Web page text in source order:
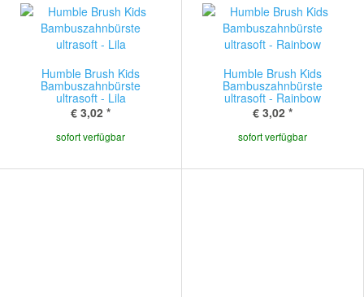
Humble Brush Kids
Bambuszahnbürste
ultrasoft - Lila
€ 3,02 *
sofort verfügbar
Humble Brush Kids
Bambuszahnbürste
ultrasoft - Rainbow
€ 3,02 *
sofort verfügbar